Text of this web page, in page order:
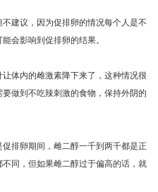
建议，因为促排卵的情况每个人是不
会影响到促排卵的结果。
体内的雌激素降下来了，这种情况很
做到不吃辣刺激的食物，保持外阴的
排卵期间，雌二醇一千到两千都是正
同，但如果雌二醇过于偏高的话，就